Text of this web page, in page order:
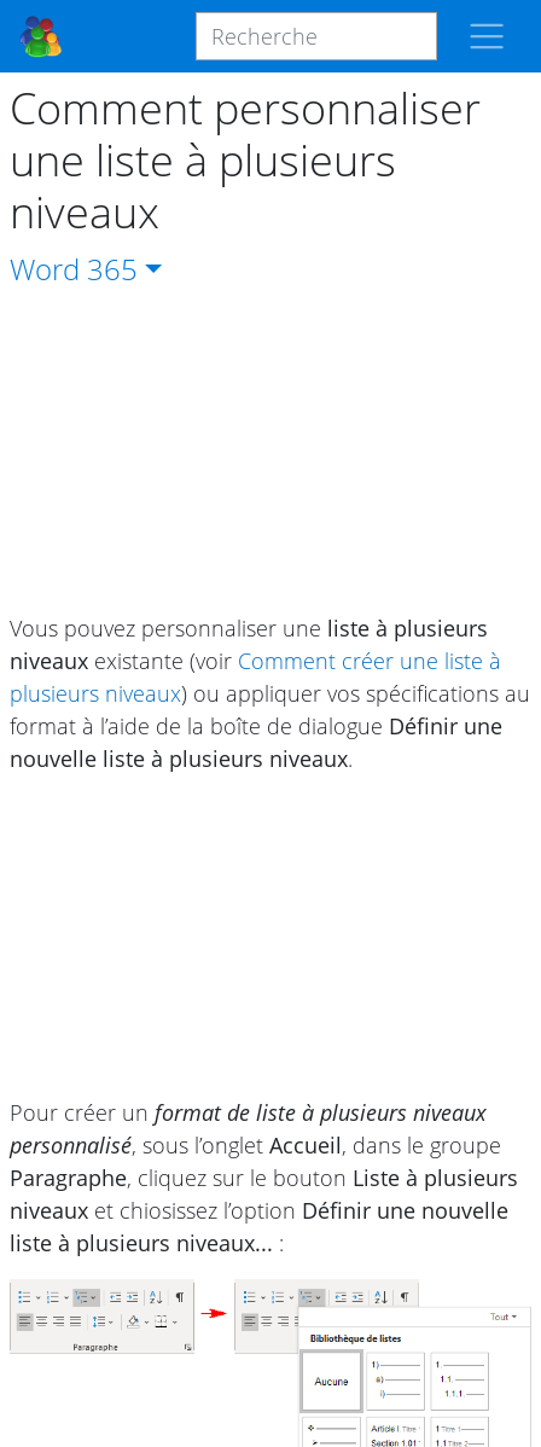
Comment personnaliser
une liste à plusieurs
niveaux
Word 365
Vous pouvez personnaliser une liste à plusieurs
niveaux existante (voir Comment créer une liste à
plusieurs niveaux) ou appliquer vos spécifications au
format à l’aide de la boîte de dialogue Définir une
nouvelle liste à plusieurs niveaux.
Pour créer un format de liste à plusieurs niveaux
personnalisé, sous l’onglet Accueil, dans le groupe
Paragraphe, cliquez sur le bouton Liste à plusieurs
niveaux et chiosissez l’option Définir une nouvelle
liste à plusieurs niveaux... :